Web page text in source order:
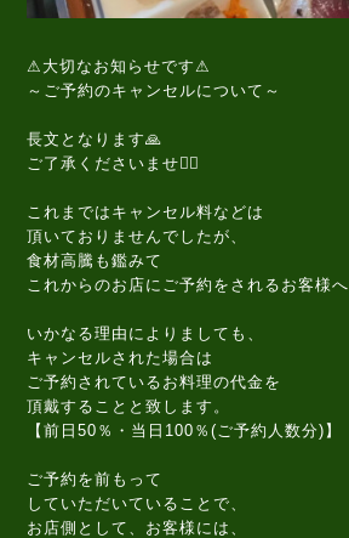
⚠大切なお知らせです⚠
～ご予約のキャンセルについて～
長文となります🙏
ご了承くださいませ🙇‍♂️
これまではキャンセル料などは
頂いておりませんでしたが、
食材高騰も鑑みて
これからのお店にご予約をされるお客様へ
いかなる理由によりましても、
キャンセルされた場合は
ご予約されているお料理の代金を
頂戴することと致します。
【前日50％・当日100％(ご予約人数分)】
ご予約を前もって
していただいていることで、
お店側として、お客様には、